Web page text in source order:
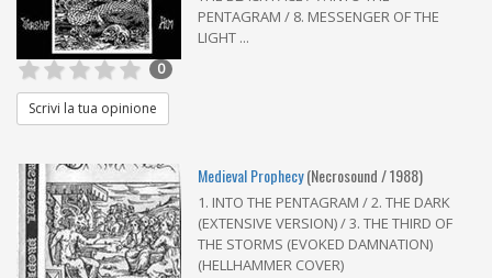
PENTAGRAM / 8. MESSENGER OF THE
LIGHT ...
0
Scrivi la tua opinione
Medieval Prophecy(Necrosound / 1988)
1. INTO THE PENTAGRAM / 2. THE DARK
(EXTENSIVE VERSION) / 3. THE THIRD OF
THE STORMS (EVOKED DAMNATION)
(HELLHAMMER COVER)